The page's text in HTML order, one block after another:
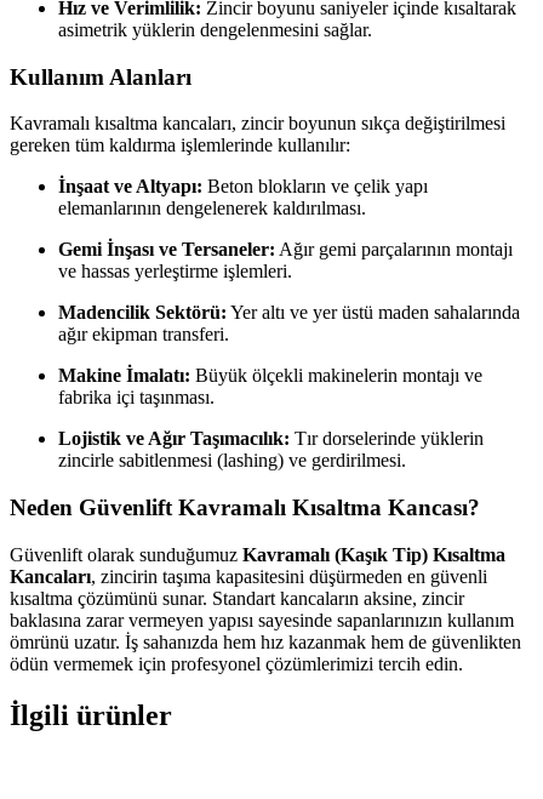
Hız ve Verimlilik: Zincir boyunu saniyeler içinde kısaltarak
asimetrik yüklerin dengelenmesini sağlar.
Kullanım Alanları
Kavramalı kısaltma kancaları, zincir boyunun sıkça değiştirilmesi
gereken tüm kaldırma işlemlerinde kullanılır:
İnşaat ve Altyapı: Beton blokların ve çelik yapı
elemanlarının dengelenerek kaldırılması.
Gemi İnşası ve Tersaneler: Ağır gemi parçalarının montajı
ve hassas yerleştirme işlemleri.
Madencilik Sektörü: Yer altı ve yer üstü maden sahalarında
ağır ekipman transferi.
Makine İmalatı: Büyük ölçekli makinelerin montajı ve
fabrika içi taşınması.
Lojistik ve Ağır Taşımacılık: Tır dorselerinde yüklerin
zincirle sabitlenmesi (lashing) ve gerdirilmesi.
Neden Güvenlift Kavramalı Kısaltma Kancası?
Güvenlift olarak sunduğumuz Kavramalı (Kaşık Tip) Kısaltma
Kancaları, zincirin taşıma kapasitesini düşürmeden en güvenli
kısaltma çözümünü sunar. Standart kancaların aksine, zincir
baklasına zarar vermeyen yapısı sayesinde sapanlarınızın kullanım
ömrünü uzatır. İş sahanızda hem hız kazanmak hem de güvenlikten
ödün vermemek için profesyonel çözümlerimizi tercih edin.
İlgili ürünler